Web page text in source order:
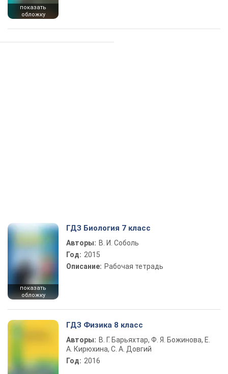
показать
обложку
показать
обложку
ГДЗ Биология 7 класс
Авторы: В. И. Соболь
Год: 2015
Описание: Рабочая тетрадь
ГДЗ Физика 8 класс
Авторы: В. Г. Барьяхтар, Ф. Я. Божинова, Е.
А. Кирюхина, С. А. Довгий
Год: 2016